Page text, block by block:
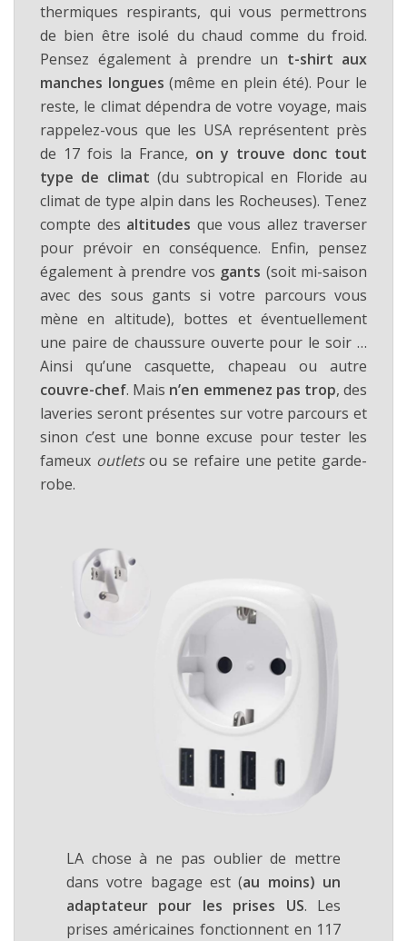
thermiques respirants, qui vous permettrons
de bien être isolé du chaud comme du froid.
Pensez également à prendre un t-shirt aux
manches longues (même en plein été). Pour le
reste, le climat dépendra de votre voyage, mais
rappelez-vous que les USA représentent près
de 17 fois la France, on y trouve donc tout
type de climat (du subtropical en Floride au
climat de type alpin dans les Rocheuses). Tenez
compte des altitudes que vous allez traverser
pour prévoir en conséquence. Enfin, pensez
également à prendre vos gants (soit mi-saison
avec des sous gants si votre parcours vous
mène en altitude), bottes et éventuellement
une paire de chaussure ouverte pour le soir …
Ainsi qu’une casquette, chapeau ou autre
couvre-chef. Mais n’en emmenez pas trop, des
laveries seront présentes sur votre parcours et
sinon c’est une bonne excuse pour tester les
fameux outletsou se refaire une petite garde-
robe.
LA chose à ne pas oublier de mettre
dans votre bagage est (au moins) un
adaptateur pour les prises US. Les
prises américaines fonctionnent en 117